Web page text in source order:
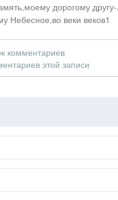
дорогому
Небесное,во веки веков1
комментариев
этой записи